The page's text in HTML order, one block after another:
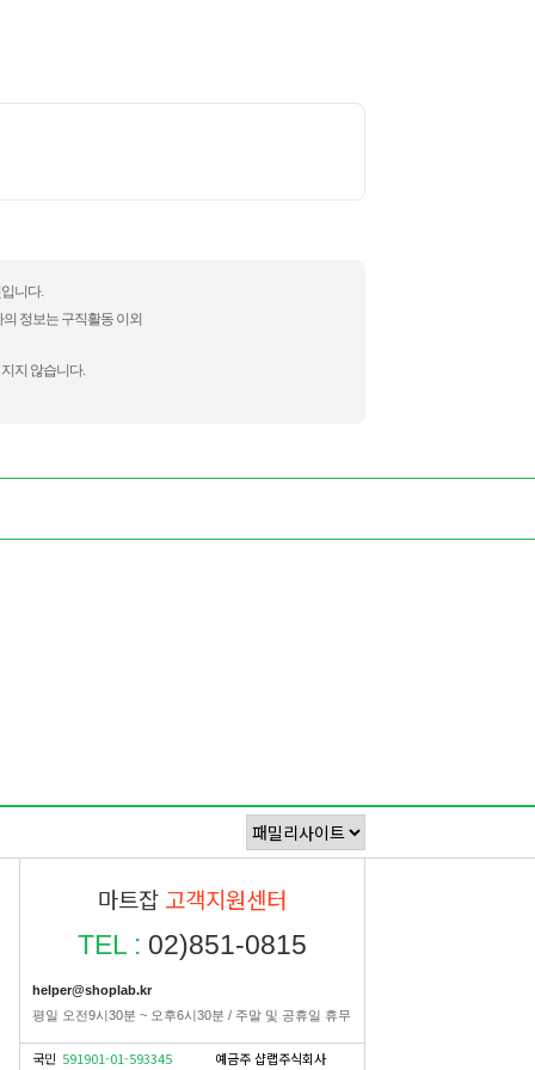
니다.
정보는 구직활동 이외
지 않습니다.
마트잡 고객지원센터
TEL : 02)851-0815
helper@shoplab.kr
평일 오전9시30분 ~ 오후6시30분 / 주말 및 공휴일 휴무
국민 591901-01-593345 예금주 샵랩주식회사